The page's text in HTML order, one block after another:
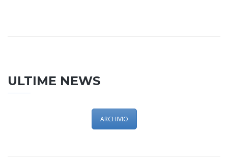
ULTIME NEWS
ARCHIVIO